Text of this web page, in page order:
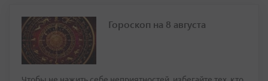
Гороскоп на 8 августа